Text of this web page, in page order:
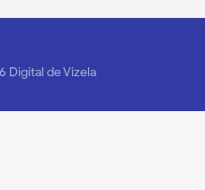
Digital de Vizela